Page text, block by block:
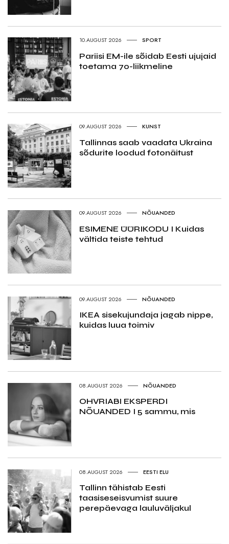
10.AUGUST 2026 SPORT
Pariisi EM-ile sõidab Eesti ujujaid
toetama 70-liikmeline
09.AUGUST 2026 KUNST
Tallinnas saab vaadata Ukraina
sõdurite loodud fotonäitust
09.AUGUST 2026 NÕUANDED
ESIMENE ÜÜRIKODU I Kuidas
vältida teiste tehtud
09.AUGUST 2026 NÕUANDED
IKEA sisekujundaja jagab nippe,
kuidas luua toimiv
08.AUGUST 2026 NÕUANDED
OHVRIABI EKSPERDI
NÕUANDED I 5 sammu, mis
08.AUGUST 2026 EESTI ELU
Tallinn tähistab Eesti
taasiseseisvumist suure
perepäevaga lauluväljakul